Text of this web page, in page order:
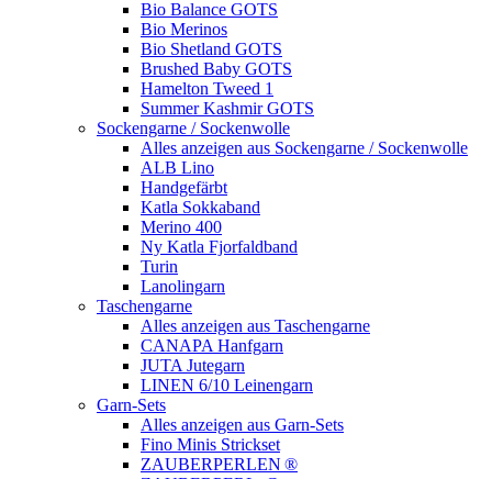
Bio Balance GOTS
Bio Merinos
Bio Shetland GOTS
Brushed Baby GOTS
Hamelton Tweed 1
Summer Kashmir GOTS
Sockengarne / Sockenwolle
Alles anzeigen aus Sockengarne / Sockenwolle
ALB Lino
Handgefärbt
Katla Sokkaband
Merino 400
Ny Katla Fjorfaldband
Turin
Lanolingarn
Taschengarne
Alles anzeigen aus Taschengarne
CANAPA Hanfgarn
JUTA Jutegarn
LINEN 6/10 Leinengarn
Garn-Sets
Alles anzeigen aus Garn-Sets
Fino Minis Strickset
ZAUBERPERLEN ®